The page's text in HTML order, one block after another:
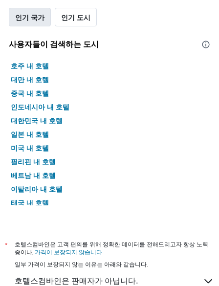
인기 국가 인기 도시
사용자들이 검색하는 도시
호주 내 호텔
대만 내 호텔
중국 내 호텔
인도네시아 내 호텔
대한민국 내 호텔
일본 내 호텔
미국 내 호텔
필리핀 내 호텔
베트남 내 호텔
이탈리아 내 호텔
태국 내 호텔
*
호텔스컴바인은 고객 편의를 위해 정확한 데이터를 전해드리고자 항상 노력
중이나, 가격이 보장되지 않습니다.
일부 가격이 보장되지 않는 이유는 아래와 같습니다.
호텔스컴바인은 판매자가 아닙니다.